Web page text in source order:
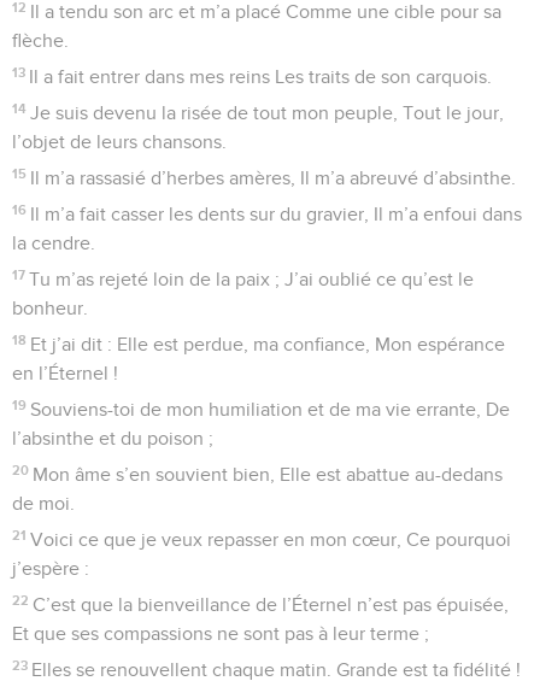
12 Il a tendu son arc et m’a placé Comme une cible pour sa
flèche.
13 Il a fait entrer dans mes reins Les traits de son carquois.
14 Je suis devenu la risée de tout mon peuple, Tout le jour,
l’objet de leurs chansons.
15 Il m’a rassasié d’herbes amères, Il m’a abreuvé d’absinthe.
16 Il m’a fait casser les dents sur du gravier, Il m’a enfoui dans
la cendre.
17 Tu m’as rejeté loin de la paix ; J’ai oublié ce qu’est le
bonheur.
18 Et j’ai dit : Elle est perdue, ma confiance, Mon espérance
en l’Éternel !
19 Souviens-toi de mon humiliation et de ma vie errante, De
l’absinthe et du poison ;
20 Mon âme s’en souvient bien, Elle est abattue au-dedans
de moi.
21 Voici ce que je veux repasser en mon cœur, Ce pourquoi
j’espère :
22 C’est que la bienveillance de l’Éternel n’est pas épuisée,
Et que ses compassions ne sont pas à leur terme ;
23 Elles se renouvellent chaque matin. Grande est ta fidélité !